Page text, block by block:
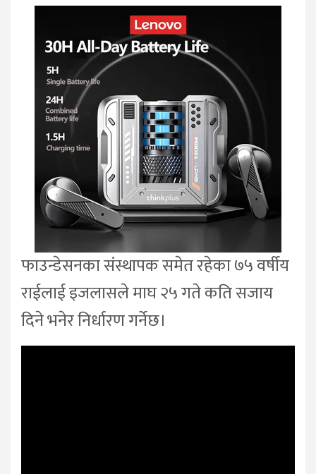
फाउन्डेसनका संस्थापक समेत रहेका ७५ वर्षीय
राईलाई इजलासले माघ २५ गते कति सजाय
दिने भनेर निर्धारण गर्नेछ।